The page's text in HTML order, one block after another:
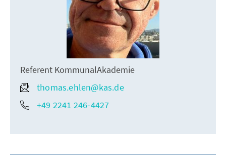
Referent KommunalAkademie
thomas.ehlen@kas.de
+49 2241 246-4427